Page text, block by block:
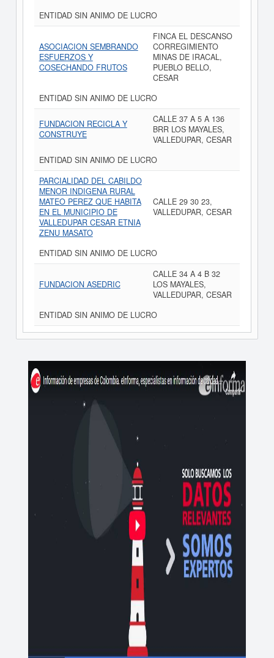
ENTIDAD SIN ANIMO DE LUCRO
ASOCIACION SEMBRANDO
ESFUERZOS Y
COSECHANDO FRUTOS
FINCA EL DESCANSO
CORREGIMIENTO
MINAS DE IRACAL,
PUEBLO BELLO,
CESAR
ENTIDAD SIN ANIMO DE LUCRO
FUNDACION RECICLA Y
CONSTRUYE
CALLE 37 A 5 A 136
BRR LOS MAYALES,
VALLEDUPAR, CESAR
ENTIDAD SIN ANIMO DE LUCRO
PARCIALIDAD DEL CABILDO
MENOR INDIGENA RURAL
MATEO PEREZ QUE HABITA
EN EL MUNICIPIO DE
VALLEDUPAR CESAR ETNIA
ZENU MASATO
CALLE 29 30 23,
VALLEDUPAR, CESAR
ENTIDAD SIN ANIMO DE LUCRO
FUNDACION ASEDRIC
CALLE 34 A 4 B 32
LOS MAYALES,
VALLEDUPAR, CESAR
ENTIDAD SIN ANIMO DE LUCRO